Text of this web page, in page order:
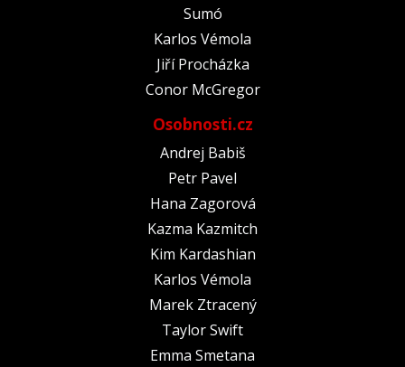
Sumó
Karlos Vémola
Jiří Procházka
Conor McGregor
Osobnosti.cz
Andrej Babiš
Petr Pavel
Hana Zagorová
Kazma Kazmitch
Kim Kardashian
Karlos Vémola
Marek Ztracený
Taylor Swift
Emma Smetana